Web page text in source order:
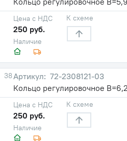
Наличие
Цена с НДС
250 руб.
К схеме
38
72-2308121-03
Кольцо регулировочное
Наличие
Цена с НДС
250 руб.
К схеме